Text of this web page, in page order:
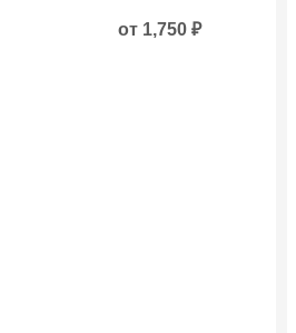
вариаций.
от 1,750₽